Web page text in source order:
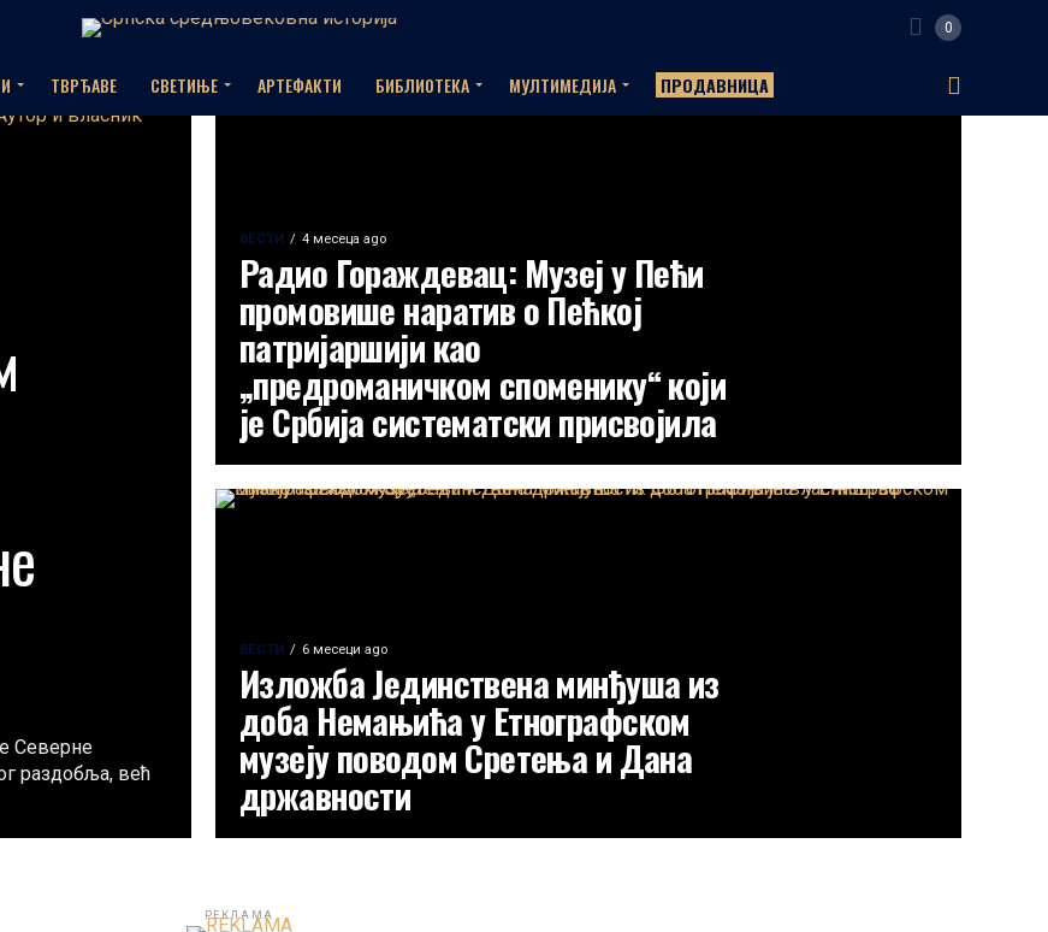
0
ТВРЂАВЕ СВЕТИЊЕ АРТЕФАКТИ БИБЛИОТЕКА МУЛТИМЕДИЈА ПРОДАВНИЦА
Северне
раздобља, већ
ВЕСТИ 4 месеца ago
Радио Гораждевац: Музеј у Пећи
промовише наратив о Пећкој
патријаршији као
„предроманичком споменику“ који
је Србија систематски присвојила
ВЕСТИ 6 месеци ago
Изложба Јединствена минђуша из
доба Немањића у Етнографском
музеју поводом Сретења и Дана
државности
РЕКЛАМА